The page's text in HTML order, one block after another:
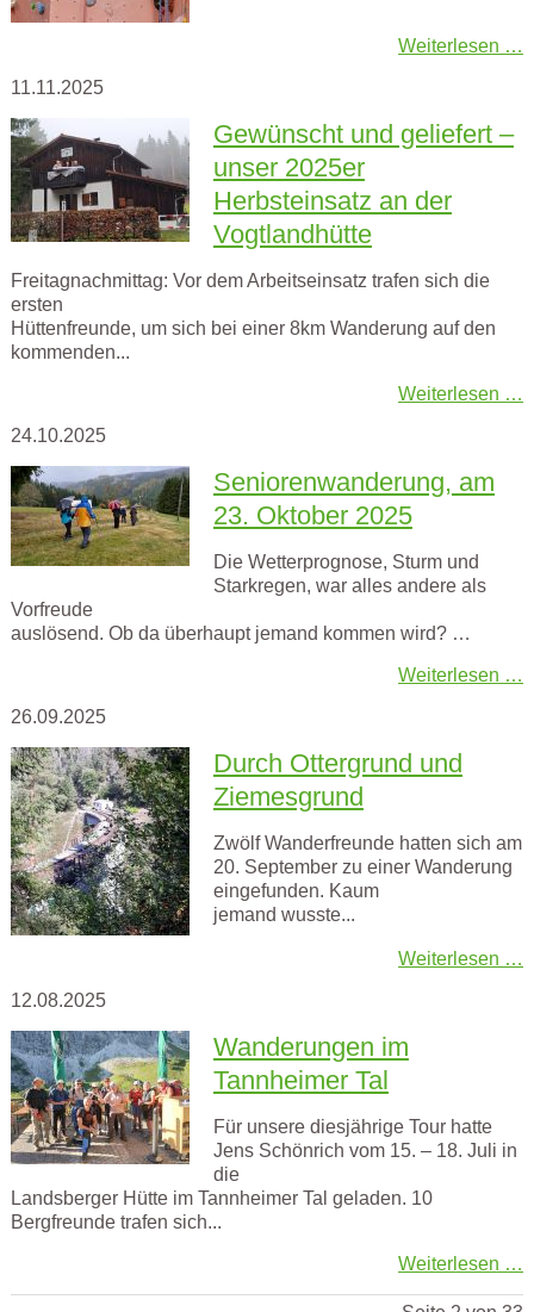
Weiterlesen …
11.11.2025
Gewünscht und geliefert –
unser 2025er
Herbsteinsatz an der
Vogtlandhütte
Freitagnachmittag: Vor dem Arbeitseinsatz trafen sich die
ersten
Hüttenfreunde, um sich bei einer 8km Wanderung auf den
kommenden...
Weiterlesen …
24.10.2025
Seniorenwanderung, am
23. Oktober 2025
Die Wetterprognose, Sturm und
Starkregen, war alles andere als
Vorfreude
auslösend. Ob da überhaupt jemand kommen wird? …
Weiterlesen …
26.09.2025
Durch Ottergrund und
Ziemesgrund
Zwölf Wanderfreunde hatten sich am
20. September zu einer Wanderung
eingefunden. Kaum
jemand wusste...
Weiterlesen …
12.08.2025
Wanderungen im
Tannheimer Tal
Für unsere diesjährige Tour hatte
Jens Schönrich vom 15. – 18. Juli in
die
Landsberger Hütte im Tannheimer Tal geladen. 10
Bergfreunde trafen sich...
Weiterlesen …